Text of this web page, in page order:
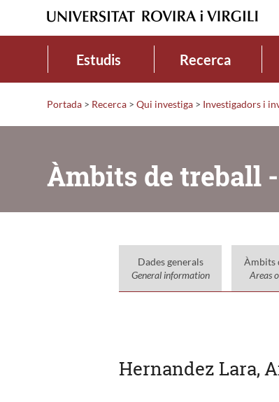
Estudis Recerca
Portada > Recerca > Qui investiga > Investigadors i
Àmbits de treball
Dades generals
General information
Àmbits
Areas
Hernandez Lara,